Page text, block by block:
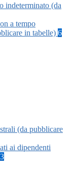
indeterminato (da
a tempo
in tabelle) 6
(da pubblicare
ai dipendenti